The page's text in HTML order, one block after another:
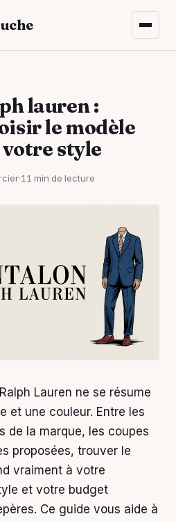
lauren :
le modèle
style
·11 min de lecture
Lauren ne se résume
et une couleur. Entre les
de la marque, les coupes
proposées, trouver le
vraiment à votre
et votre budget
Ce guide vous aide à